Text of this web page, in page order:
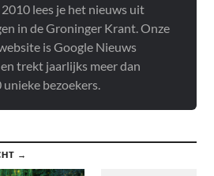
lees je het nieuws uit
in de Groninger Krant. Onze
is Google Nieuws
trekt jaarlijks meer dan
unieke bezoekers.
→